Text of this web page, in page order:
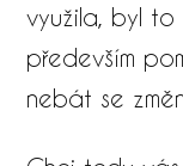
využila, byl to
především
nebát se